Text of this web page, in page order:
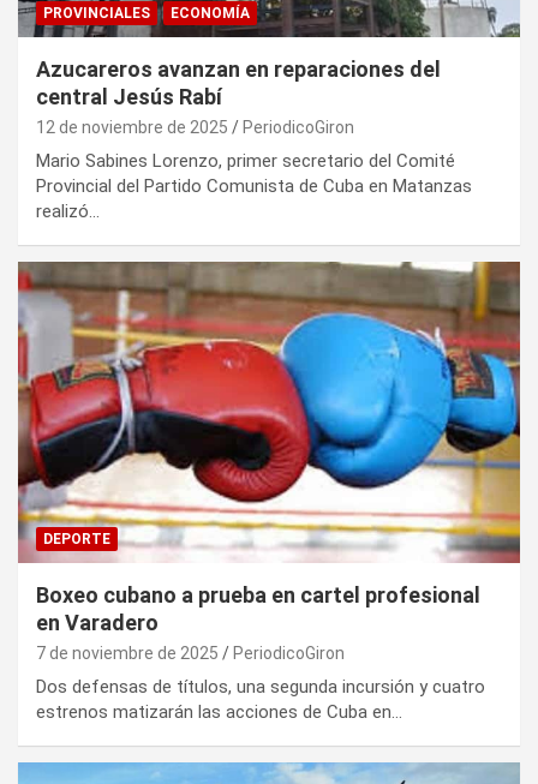
PROVINCIALES ECONOMÍA
Azucareros avanzan en reparaciones del
central Jesús Rabí
12 de noviembre de 2025 PeriodicoGiron
Mario Sabines Lorenzo, primer secretario del Comité
Provincial del Partido Comunista de Cuba en Matanzas
realizó…
DEPORTE
Boxeo cubano a prueba en cartel profesional
en Varadero
7 de noviembre de 2025 PeriodicoGiron
Dos defensas de títulos, una segunda incursión y cuatro
estrenos matizarán las acciones de Cuba en…